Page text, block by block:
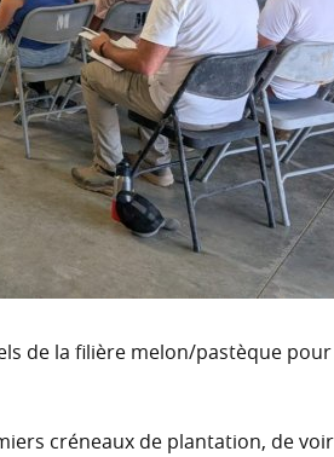
de la filière melon/pastèque
créneaux de plantation, de voir